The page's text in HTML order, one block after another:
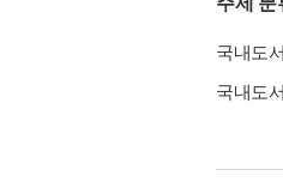
국내도
국내도